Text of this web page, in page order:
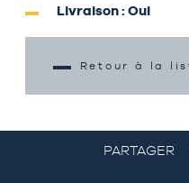
Livraison : Oui
Retour à la
PARTAGER